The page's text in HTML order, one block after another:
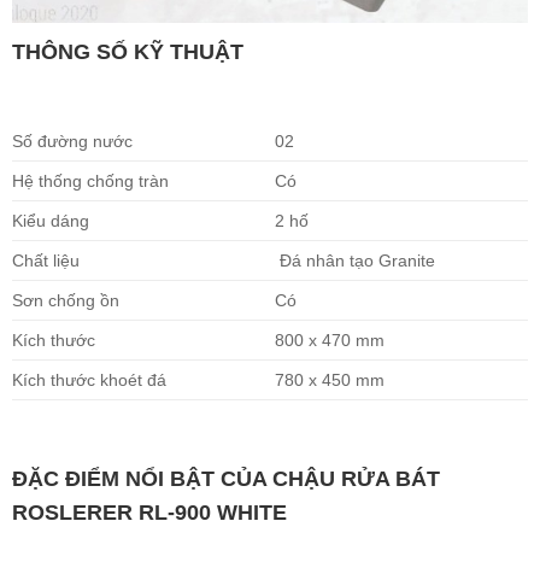
THÔNG SỐ KỸ THUẬT
Số đường nước 02
Hệ thống chống tràn Có
Kiểu dáng 2 hố
Chất liệu Đá nhân tạo Granite
Sơn chống ồn Có
Kích thước 800 x 470 mm
Kích thước khoét đá 780 x 450 mm
ĐẶC ĐIỂM NỔI BẬT CỦA CHẬU RỬA BÁT
ROSLERER RL-900 WHITE